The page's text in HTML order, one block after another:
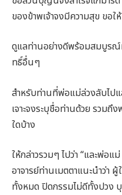
ของข้าพเจ้าจงมีความสุข ขอ
ดูแลท่านอย่างดีพร้อมสมบูร
ทธิ์อื่นๆ
สำหรับท่านที่พ่อแม่ล่วงลับไป
เจาะจงระบุชื่อท่านด้วย รวมถึ
ใดบ้าง
ให้กล่าวรวมๆ ไปว่า “และพ่อ
อาจารย์ท่านเมตตาแนะนำว่า
ทั้งหมด ปิดกรรมไม่ดีทั้งปวง